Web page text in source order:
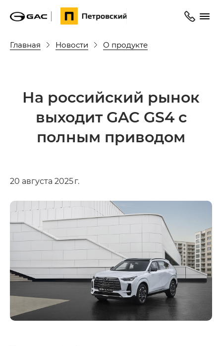
Главная Новости О продукте
На российский рынок
выходит GAC GS4 с
полным приводом
20 августа 2025 г.